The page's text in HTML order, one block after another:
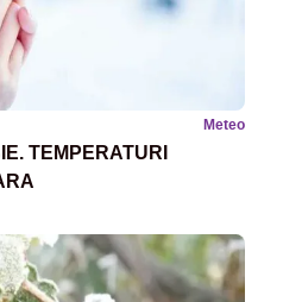
Meteo
TEMPERATURI